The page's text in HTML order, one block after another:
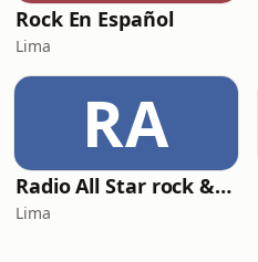
Rock En Español
Lima
RA
Radio All Star rock & pop on line
Lima